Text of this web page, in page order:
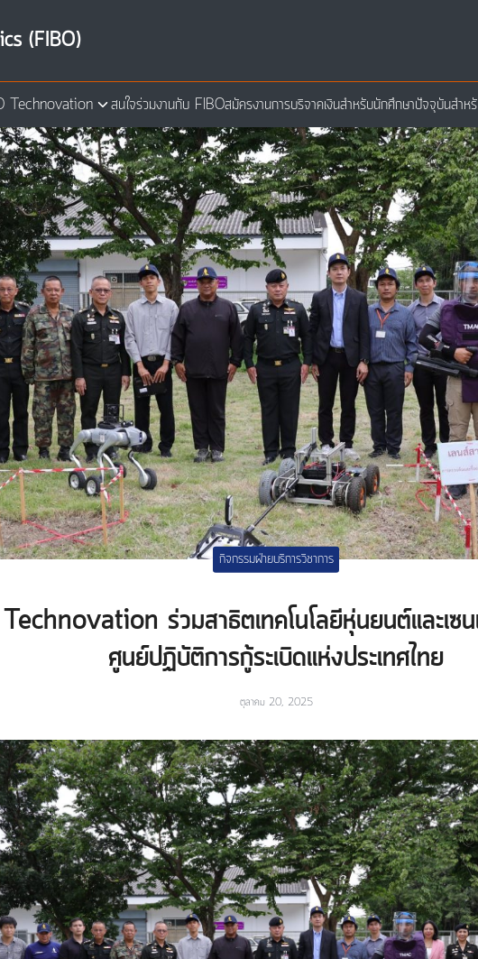
(FIBO)
Technovation สนใจร่วมงานกับ FIBOสมัครงานการบริจาคเงินสำหรับนักศึกษาปัจจุบันสำห
Search
for:
กิจกรรมฝ่ายบริการวิชาการ
ร่วมสาธิตเทคโนโลยีหุ่นยนต์และเซ
ศูนย์ปฏิบัติการกู้ระเบิดแห่งประเทศไทย
ตุลาคม 20, 2025